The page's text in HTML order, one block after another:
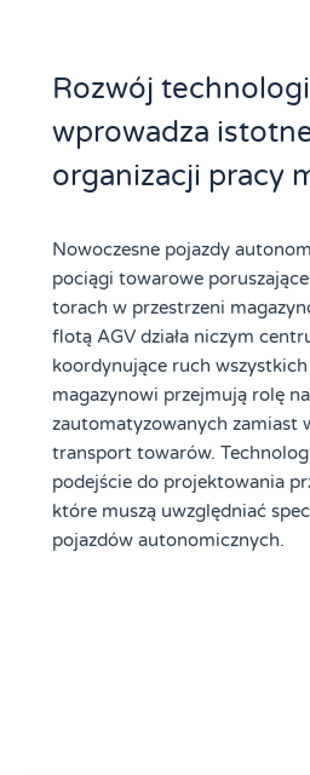
Rozwój
wprowadza
organizacji pracy
Nowoczesne pojazdy
pociągi towarowe
torach w przestrzeni
flotą AGV działa niczym
koordynujące ruch
magazynowi przejmują rolę
zautomatyzowanych zamiast
transport towarów.
podejście do projektowania
które muszą uwzględniać
pojazdów autonomicznych.